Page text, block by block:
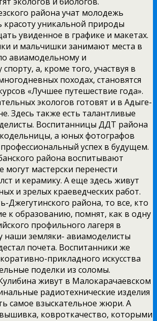
района учат молодежь
красоту уникальной природы
увиденное в графике и макетах.
и мальчишки занимают места в
авиамодельному и
а, кроме того, участвуя в
походах, становятся
«Лучшее путешествие года».
экологов готовят и в Адыге-
Здесь также есть талантливые
Воспитанницы ДДТ района
а юных фотографов
успех в будущем.
района воспитывают
могут мастерски перенести
и керамику. А еще здесь живут
и зрелых краеведческих работ.
Джегутинского района, то все, кто
к образованию, помнят, как в одну
профильного лагеря в
наши земляки- авиамоделисты
почета. Воспитанники же
прикладного искусства
поделки из соломы.
живут в Малокарачаевском
радиотехнические изделия
самое взыскательное жюри. А
ковроткачество, которыми